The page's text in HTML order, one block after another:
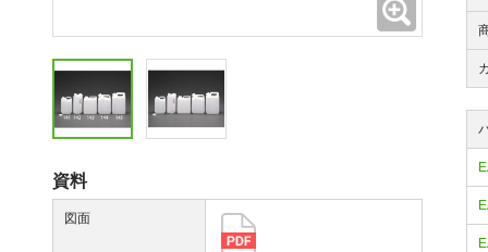
資料
図面